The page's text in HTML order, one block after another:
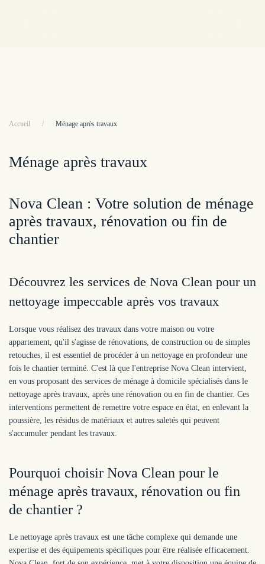
Accueil Ménage après travaux
Ménage après travaux
Nova Clean : Votre solution de ménage
après travaux, rénovation ou fin de
chantier
Découvrez les services de Nova Clean pour un
nettoyage impeccable après vos travaux
Lorsque vous réalisez des travaux dans votre maison ou votre
appartement, qu'il s'agisse de rénovations, de construction ou de simples
retouches, il est essentiel de procéder à un nettoyage en profondeur une
fois le chantier terminé. C'est là que l'entreprise Nova Clean intervient,
en vous proposant des services de ménage à domicile spécialisés dans le
nettoyage après travaux, après une rénovation ou en fin de chantier. Ces
interventions permettent de remettre votre espace en état, en enlevant la
poussière, les résidus de matériaux et autres saletés qui peuvent
s'accumuler pendant les travaux.
Pourquoi choisir Nova Clean pour le
ménage après travaux, rénovation ou fin
de chantier ?
Le nettoyage après travaux est une tâche complexe qui demande une
expertise et des équipements spécifiques pour être réalisée efficacement.